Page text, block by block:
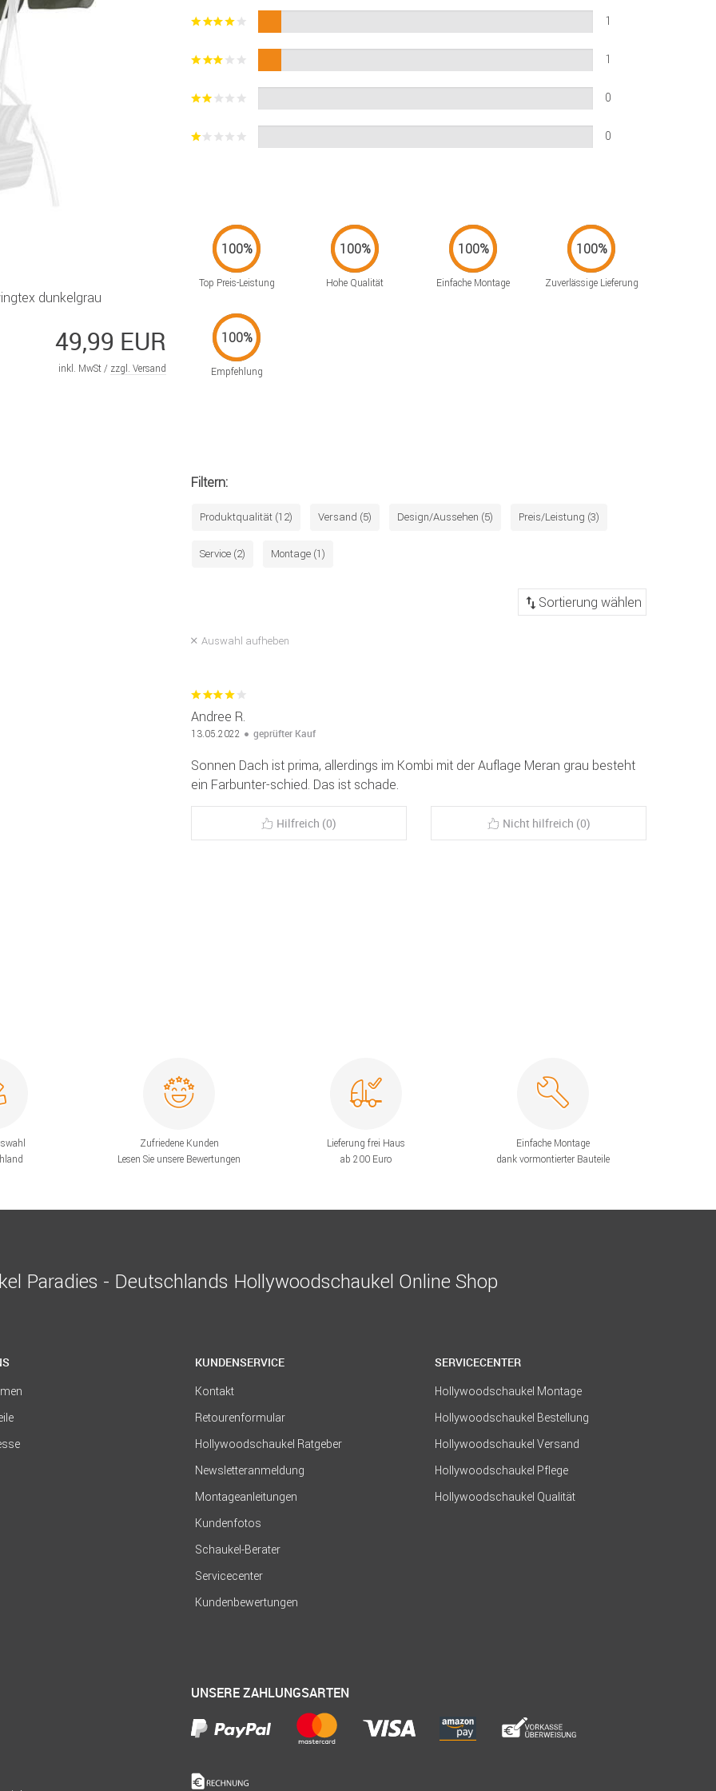
dunkelgrau
49,99 EUR
inkl. MwSt / zzgl. Versand
1
1
0
0
Top Preis-Leistung Hohe Qualität Einfache Montage Zuverlässige Lieferung
Empfehlung
Filtern:
Produktqualität (12) Versand (5) Design/Aussehen (5) Preis/Leistung (3)
Service (2) Montage (1)
Auswahl aufheben
Andree R.
13.05.2022 geprüfter Kauf
Sonnen Dach ist prima, allerdings im Kombi mit der Auflage Meran grau besteht
ein Farbunter-schied. Das ist schade.
Hilfreich (0) Nicht hilfreich (0)
Zufriedene Kunden
Lesen Sie unsere Bewertungen
Lieferung frei Haus
ab 200 Euro
Einfache Montage
dank vormontierter Bauteile
Paradies - Deutschlands Hollywoodschaukel Online Shop
KUNDENSERVICE
Kontakt
Retourenformular
Hollywoodschaukel Ratgeber
Newsletteranmeldung
Montageanleitungen
Kundenfotos
Schaukel-Berater
Servicecenter
Kundenbewertungen
SERVICECENTER
Hollywoodschaukel Montage
Hollywoodschaukel Bestellung
Hollywoodschaukel Versand
Hollywoodschaukel Pflege
Hollywoodschaukel Qualität
UNSERE ZAHLUNGSARTEN